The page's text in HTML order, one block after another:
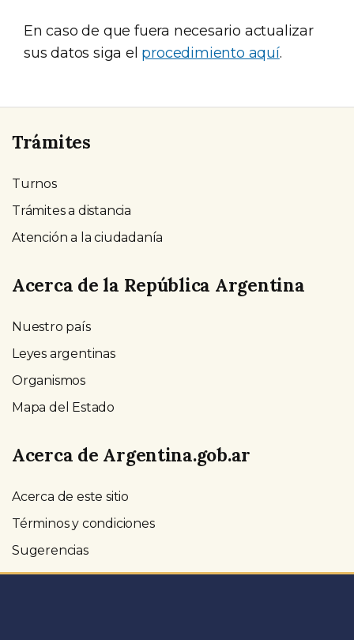
En caso de que fuera necesario actualizar
sus datos siga el procedimiento aquí.
Trámites
Turnos
Trámites a distancia
Atención a la ciudadanía
Acerca de la República Argentina
Nuestro país
Leyes argentinas
Organismos
Mapa del Estado
Acerca de Argentina.gob.ar
Acerca de este sitio
Términos y condiciones
Sugerencias